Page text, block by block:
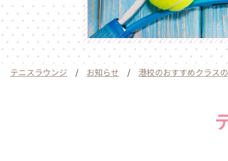
テニスラウンジ / お知らせ / 港校のおすすめクラス